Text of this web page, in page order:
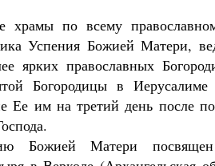
храмы по всему
Успения Божией Матери,
ярких православных
Богородицы в
Ее им на третий день после
Божией Матери